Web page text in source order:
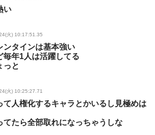
い
火) 10:17:51.35
ンタインは基本強い
毎年1人は活躍してる
っと
火) 10:25:27.71
て人権化するキャラとかいるし見極めは
てたら全部取れになっちゃうしな